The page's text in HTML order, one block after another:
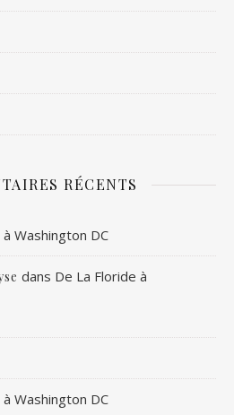
RÉCENTS
Washington DC
dans De La Floride à
Washington DC